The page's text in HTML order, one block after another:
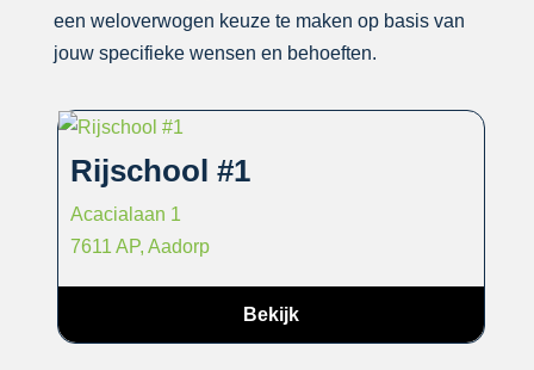
een weloverwogen keuze te maken op basis van
jouw specifieke wensen en behoeften.
Rijschool #1
Acacialaan 1
7611 AP, Aadorp
Bekijk